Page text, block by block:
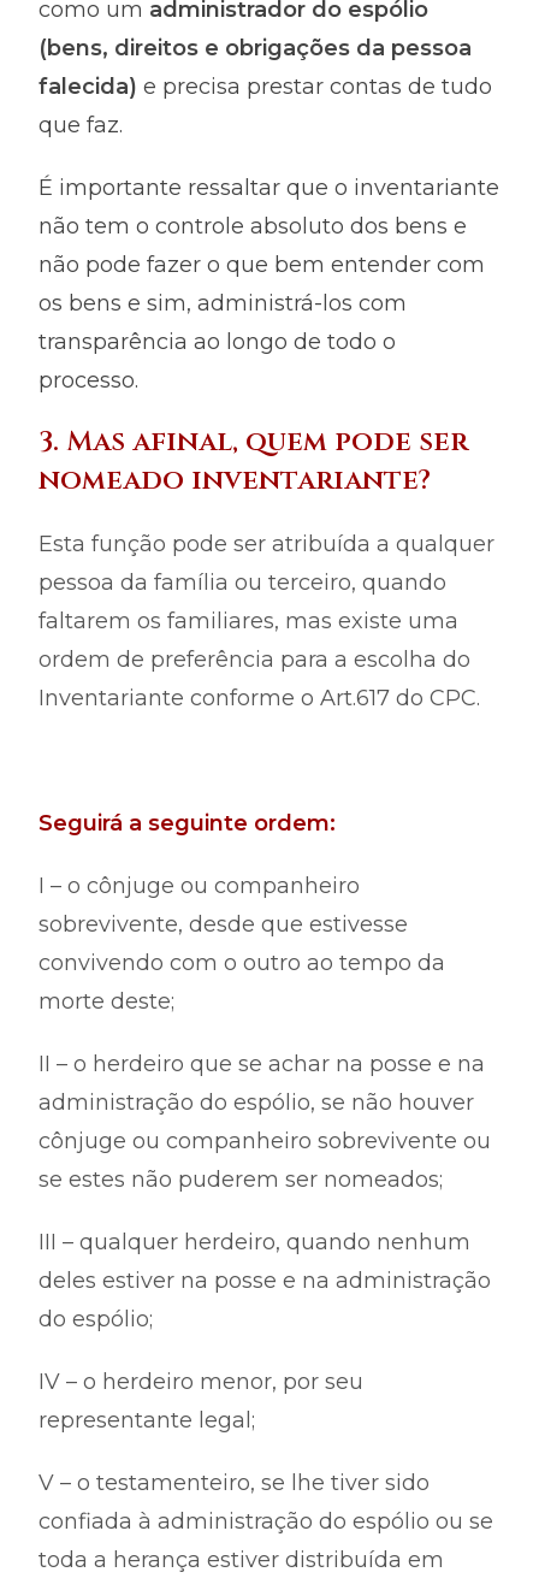
como um administrador do espólio
(bens, direitos e obrigações da pessoa
falecida) e precisa prestar contas de tudo
que faz.
É importante ressaltar que o inventariante
não tem o controle absoluto dos bens e
não pode fazer o que bem entender com
os bens e sim, administrá-los com
transparência ao longo de todo o
processo.
3. Mas afinal, quem pode ser
nomeado inventariante?
Esta função pode ser atribuída a qualquer
pessoa da família ou terceiro, quando
faltarem os familiares, mas existe uma
ordem de preferência para a escolha do
Inventariante conforme o Art.617 do CPC.
Seguirá a seguinte ordem:
I – o cônjuge ou companheiro
sobrevivente, desde que estivesse
convivendo com o outro ao tempo da
morte deste;
II – o herdeiro que se achar na posse e na
administração do espólio, se não houver
cônjuge ou companheiro sobrevivente ou
se estes não puderem ser nomeados;
III – qualquer herdeiro, quando nenhum
deles estiver na posse e na administração
do espólio;
IV – o herdeiro menor, por seu
representante legal;
V – o testamenteiro, se lhe tiver sido
confiada à administração do espólio ou se
toda a herança estiver distribuída em